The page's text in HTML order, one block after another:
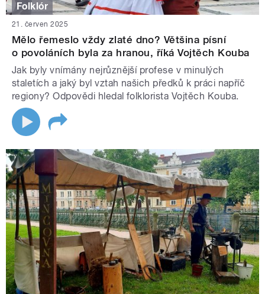
Folklór
21. červen 2025
Mělo řemeslo vždy zlaté dno? Většina písní
o povoláních byla za hranou, říká Vojtěch Kouba
Jak byly vnímány nejrůznější profese v minulých
staletích a jaký byl vztah našich předků k práci napříč
regiony? Odpovědi hledal folklorista Vojtěch Kouba.